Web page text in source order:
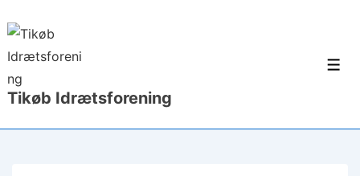
Hop
til
hovedindhold
Tikøb Idrætsforening